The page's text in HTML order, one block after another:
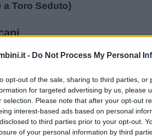
- Do Not Process My Personal
opt-out of the sale, sharing to third parties, or
for targeted advertising by us, please
selection. Please note that after your opt-out
interest-based ads based on personal
to third parties prior to your opt-out.
of your personal information by third
Toro Seduto)
fortemente legata al rispetto
di